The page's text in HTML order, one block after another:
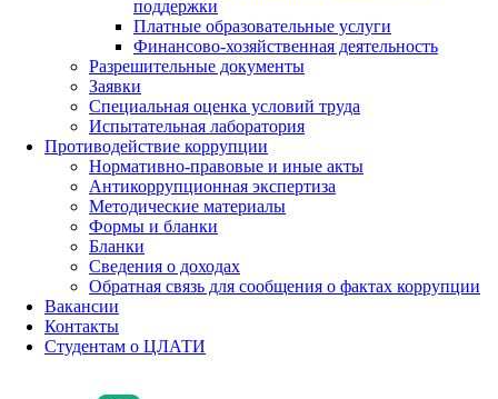
поддержки
Платные образовательные услуги
Финансово-хозяйственная деятельность
Разрешительные документы
Заявки
Специальная оценка условий труда
Испытательная лаборатория
Противодействие коррупции
Нормативно-правовые и иные акты
Антикоррупционная экспертиза
Методические материалы
Формы и бланки
Бланки
Сведения о доходах
Обратная связь для сообщения о фактах коррупции
Вакансии
Контакты
Студентам о ЦЛАТИ